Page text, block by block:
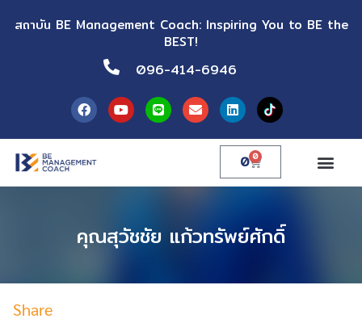
สถาบัน BE Management Coach: Inspiring You to BE the
BEST!
096-414-6946
0 0
คุณสุวัชชัย แก้วทรัพย์ศักดิ์
Share